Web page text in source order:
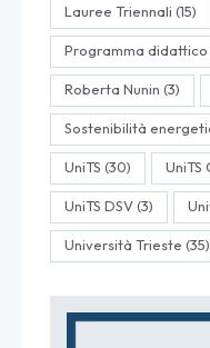
Lauree Triennali (15)
Programma didattico
Roberta Nunin (3)
Sostenibilità
UniTS (30) UniTS
UniTS DSV(3)
Università Trieste (35)